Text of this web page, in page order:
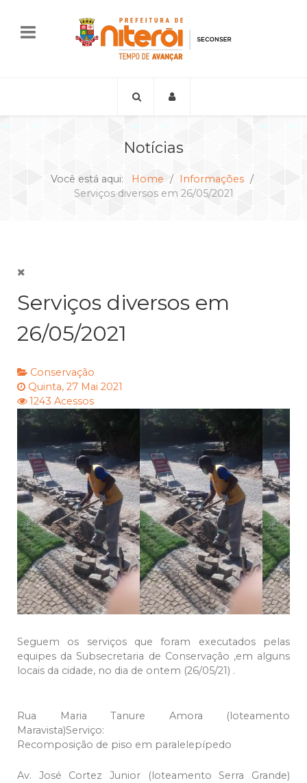
Notícias
Você está aqui: Home
Informações
Serviços diversos em 26/05/2021
Serviços diversos em
26/05/2021
Conservação
Quinta, 27 Mai 2021
1243 Acessos
Seguem os serviços que foram executados pelas
equipes da Subsecretaria de Conservação ,em alguns
locais da cidade, no dia de ontem (26/05/21) .
Rua Maria Tanure Amora (loteamento
Maravista)Serviço:
Recomposição de piso em paralelepípedo
Av. José Cortez Junior (loteamento Serra Grande)